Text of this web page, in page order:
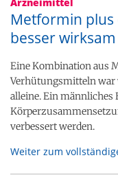
Metformin
besser
Eine Kombination aus
Verhütungsmitteln war
alleine. Ein männliches
verbessert werden.
Weiter zum